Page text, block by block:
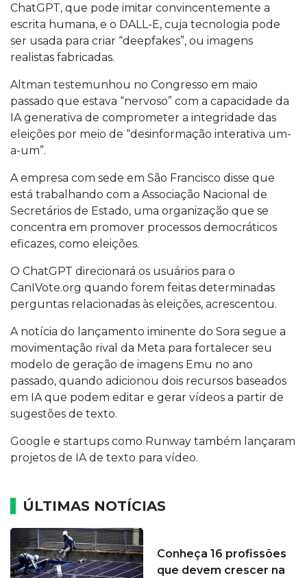
ChatGPT, que pode imitar convincentemente a
escrita humana, e o DALL-E, cuja tecnologia pode
ser usada para criar “deepfakes”, ou imagens
realistas fabricadas.
Altman testemunhou no Congresso em maio
passado que estava “nervoso” com a capacidade da
IA generativa de comprometer a integridade das
eleições por meio de “desinformação interativa um-
a-um”.
A empresa com sede em São Francisco disse que
está trabalhando com a Associação Nacional de
Secretários de Estado, uma organização que se
concentra em promover processos democráticos
eficazes, como eleições.
O ChatGPT direcionará os usuários para o
CanIVote.org quando forem feitas determinadas
perguntas relacionadas às eleições, acrescentou.
A notícia do lançamento iminente do Sora segue a
movimentação rival da Meta para fortalecer seu
modelo de geração de imagens Emu no ano
passado, quando adicionou dois recursos baseados
em IA que podem editar e gerar vídeos a partir de
sugestões de texto.
Google e startups como Runway também lançaram
projetos de IA de texto para vídeo.
ÚLTIMAS NOTÍCIAS
Conheça 16 profissões
que devem crescer na